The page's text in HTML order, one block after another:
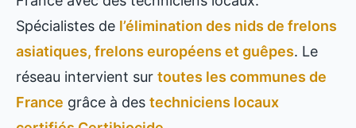
Spécialistes de l’élimination des nids de frelons
asiatiques, frelons européens et guêpes. Le
réseau intervient sur toutes les communes de
France grâce à des techniciens locaux